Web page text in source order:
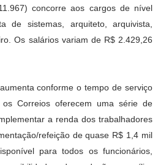
concorre aos cargos de nível
de sistemas, arquiteto, arquivista,
Os salários variam de R$ 2.429,26
conforme o tempo de serviço
Correios oferecem uma série de
a renda dos trabalhadores
refeição de quase R$ 1,4 mil
para todos os funcionários,